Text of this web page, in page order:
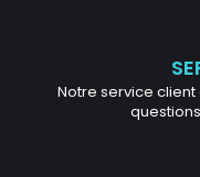
Notre service